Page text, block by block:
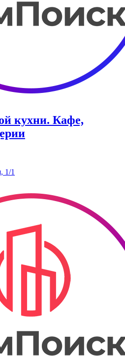
кухни. Кафе,
1/1